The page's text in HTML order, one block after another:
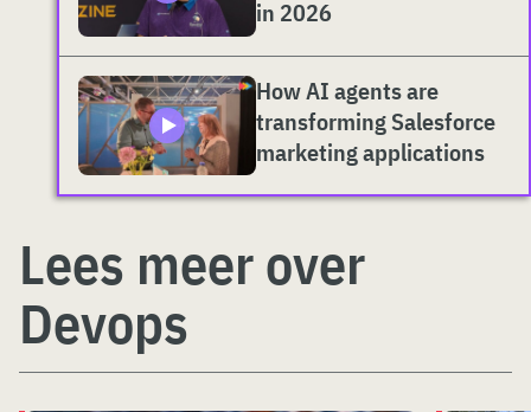
in 2026
How AI agents are
transforming Salesforce
marketing applications
Lees meer over
Devops